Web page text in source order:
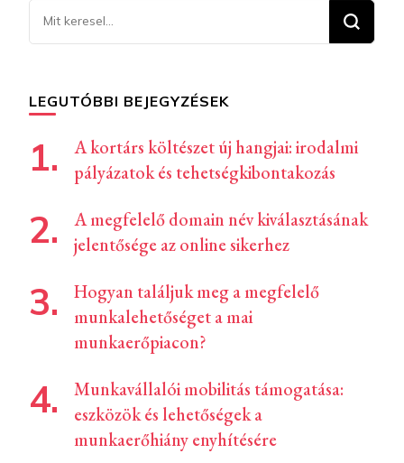
Keresel
valamit?
LEGUTÓBBI BEJEGYZÉSEK
A kortárs költészet új hangjai: irodalmi
pályázatok és tehetségkibontakozás
A megfelelő domain név kiválasztásának
jelentősége az online sikerhez
Hogyan találjuk meg a megfelelő
munkalehetőséget a mai
munkaerőpiacon?
Munkavállalói mobilitás támogatása:
eszközök és lehetőségek a
munkaerőhiány enyhítésére